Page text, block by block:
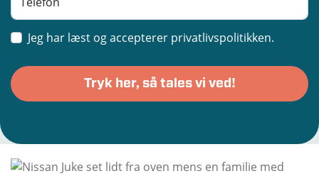
Jeg har læst og accepterer privatlivspolitikken.